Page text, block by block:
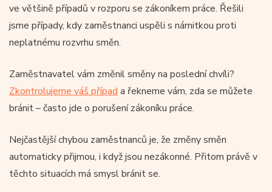
ve většině případů v rozporu se zákoníkem práce. Řešili
jsme případy, kdy zaměstnanci uspěli s námitkou proti
neplatnému rozvrhu směn.
Zaměstnavatel vám změnil směny na poslední chvíli?
Zkontrolujeme váš případ a řekneme vám, zda se můžete
bránit – často jde o porušení zákoníku práce.
Nejčastější chybou zaměstnanců je, že změny směn
automaticky přijmou, i když jsou nezákonné. Přitom právě v
těchto situacích má smysl bránit se.